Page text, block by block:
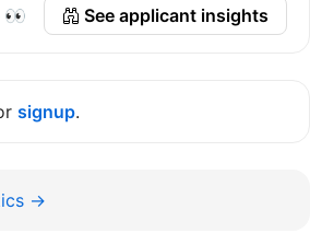
👀 See applicant insights
signup.
→